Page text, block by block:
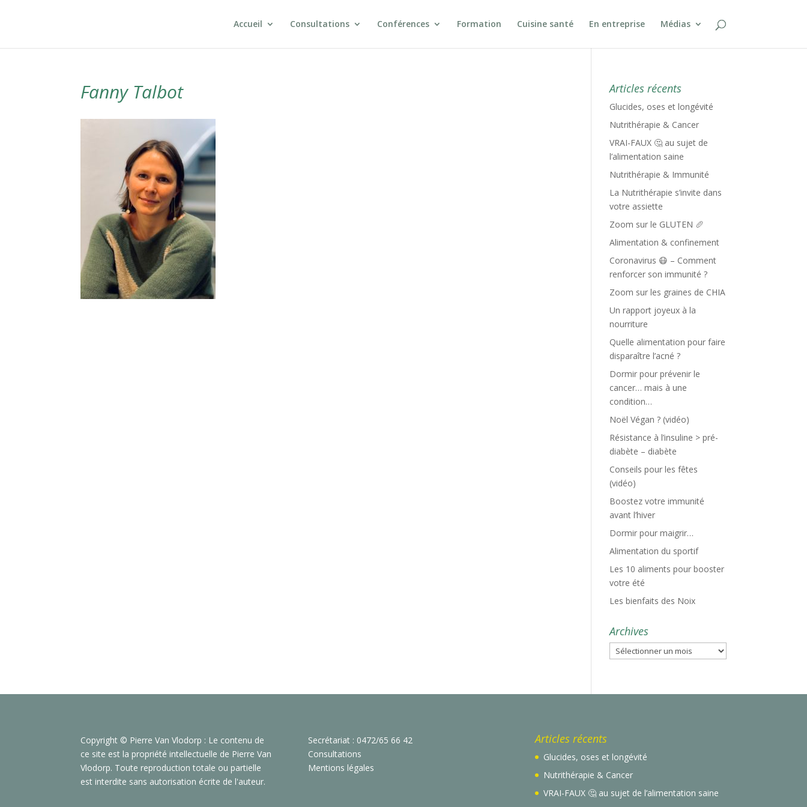
Accueil Consultations Conférences Formation Cuisine santé En entreprise Médias
Fanny Talbot Articles récents
Glucides, oses et longévité
Nutrithérapie & Cancer
VRAI-FAUX 🤔 au sujet de
l’alimentation saine
Nutrithérapie & Immunité
La Nutrithérapie s’invite dans
votre assiette
Zoom sur le GLUTEN 🥖
Alimentation & confinement
Coronavirus 😷 – Comment
renforcer son immunité ?
Zoom sur les graines de CHIA
Un rapport joyeux à la
nourriture
Quelle alimentation pour faire
disparaître l’acné ?
Dormir pour prévenir le
cancer… mais à une
condition…
Noël Végan ? (vidéo)
Résistance à l’insuline > pré-
diabète – diabète
Conseils pour les fêtes
(vidéo)
Boostez votre immunité
avant l’hiver
Dormir pour maigrir…
Alimentation du sportif
Les 10 aliments pour booster
votre été
Les bienfaits des Noix
Archives
Archives
Copyright © Pierre Van Vlodorp : Le contenu de
ce site est la propriété intellectuelle de Pierre Van
Vlodorp. Toute reproduction totale ou partielle
est interdite sans autorisation écrite de l'auteur.
Secrétariat : 0472/65 66 42
Consultations
Mentions légales
Articles récents
Glucides, oses et longévité
Nutrithérapie & Cancer
VRAI-FAUX 🤔 au sujet de l’alimentation saine